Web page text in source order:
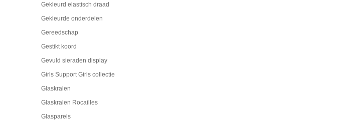
Gekleurd elastisch draad
Gekleurde onderdelen
Gereedschap
Gestikt koord
Gevuld sieraden display
Girls Support Girls collectie
Glaskralen
Glaskralen Rocailles
Glasparels